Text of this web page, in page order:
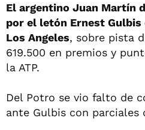
El argentino Juan Martín
por el letón Ernest
Los Angeles, sobre pista
619.500 en premios y
la ATP.
Del Potro se vio falto de
ante Gulbis con parciales